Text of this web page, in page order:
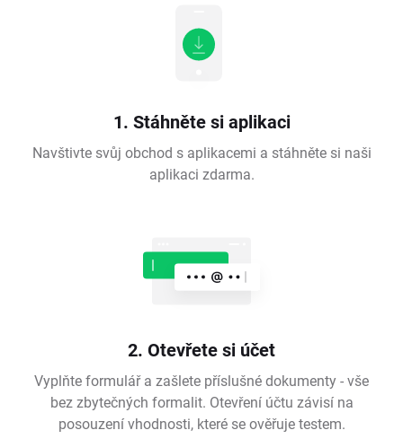
1. Stáhněte si aplikaci
Navštivte svůj obchod s aplikacemi a stáhněte si naši
aplikaci zdarma.
2. Otevřete si účet
Vyplňte formulář a zašlete příslušné dokumenty - vše
bez zbytečných formalit. Otevření účtu závisí na
posouzení vhodnosti, které se ověřuje testem.